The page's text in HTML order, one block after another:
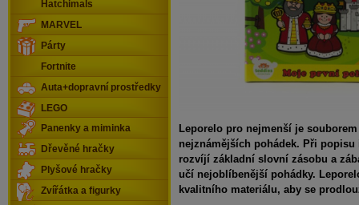
Leporelo pro nejmenší je
nejznámějších pohádek. Při
rozvíjí základní slovní zásobu a
učí nejoblíbenější pohádky.
kvalitního materiálu, aby se
Hatchimals
MARVEL
Párty
Fortnite
Auta+dopravní prostředky
LEGO
Panenky a miminka
Dřevěné hračky
Plyšové hračky
Zvířátka a figurky